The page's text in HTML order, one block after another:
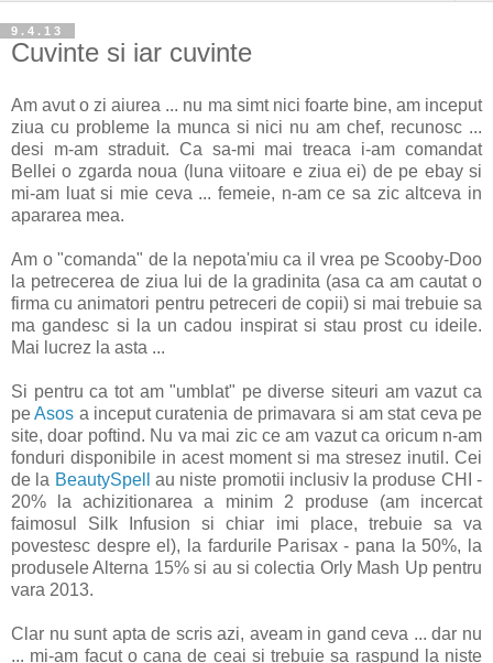
9.4.13
Cuvinte si iar cuvinte
Am avut o zi aiurea ... nu ma simt nici foarte bine, am inceput
ziua cu probleme la munca si nici nu am chef, recunosc ...
desi m-am straduit. Ca sa-mi mai treaca i-am comandat
Bellei o zgarda noua (luna viitoare e ziua ei) de pe ebay si
mi-am luat si mie ceva ... femeie, n-am ce sa zic altceva in
apararea mea.
Am o "comanda" de la nepota'miu ca il vrea pe Scooby-Doo
la petrecerea de ziua lui de la gradinita (asa ca am cautat o
firma cu animatori pentru petreceri de copii) si mai trebuie sa
ma gandesc si la un cadou inspirat si stau prost cu ideile.
Mai lucrez la asta ...
Si pentru ca tot am "umblat" pe diverse siteuri am vazut ca
peAsos a inceput curatenia de primavara si am stat ceva pe
site, doar poftind. Nu va mai zic ce am vazut ca oricum n-am
fonduri disponibile in acest moment si ma stresez inutil. Cei
de la BeautySpell
au niste promotii inclusiv la produse CHI -
20% la achizitionarea a minim 2 produse (am incercat
faimosul Silk Infusion si chiar imi place, trebuie sa va
povestesc despre el), la fardurile Parisax - pana la 50%, la
produsele Alterna 15% si au si colectia Orly Mash Up pentru
vara 2013.
Clar nu sunt apta de scris azi, aveam in gand ceva ... dar nu
... mi-am facut o cana de ceai si trebuie sa raspund la niste